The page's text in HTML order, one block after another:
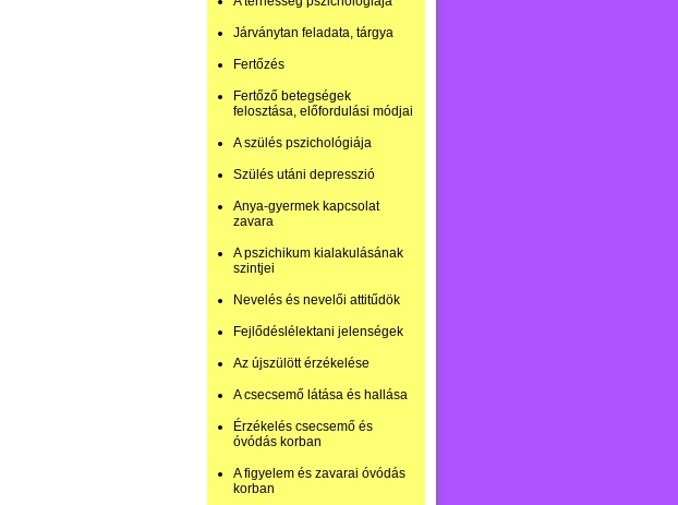
Járványtan feladata, tárgya
Fertőzés
Fertőző betegségek
felosztása, előfordulási módjai
A szülés pszichológiája
Szülés utáni depresszió
Anya-gyermek kapcsolat
zavara
A pszichikum kialakulásának
szintjei
Nevelés és nevelői attitűdök
Fejlődéslélektani jelenségek
Az újszülött érzékelése
A csecsemő látása és hallása
Érzékelés csecsemő és
óvódás korban
A figyelem és zavarai óvódás
korban